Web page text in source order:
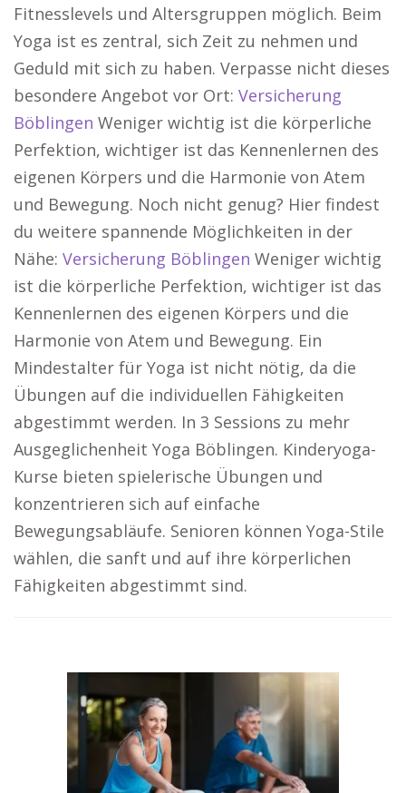
Fitnesslevels und Altersgruppen möglich. Beim
Yoga ist es zentral, sich Zeit zu nehmen und
Geduld mit sich zu haben. Verpasse nicht dieses
besondere Angebot vor Ort: Versicherung
Böblingen Weniger wichtig ist die körperliche
Perfektion, wichtiger ist das Kennenlernen des
eigenen Körpers und die Harmonie von Atem
und Bewegung. Noch nicht genug? Hier findest
du weitere spannende Möglichkeiten in der
Nähe: Versicherung Böblingen Weniger wichtig
ist die körperliche Perfektion, wichtiger ist das
Kennenlernen des eigenen Körpers und die
Harmonie von Atem und Bewegung. Ein
Mindestalter für Yoga ist nicht nötig, da die
Übungen auf die individuellen Fähigkeiten
abgestimmt werden. In 3 Sessions zu mehr
Ausgeglichenheit Yoga Böblingen. Kinderyoga-
Kurse bieten spielerische Übungen und
konzentrieren sich auf einfache
Bewegungsabläufe. Senioren können Yoga-Stile
wählen, die sanft und auf ihre körperlichen
Fähigkeiten abgestimmt sind.